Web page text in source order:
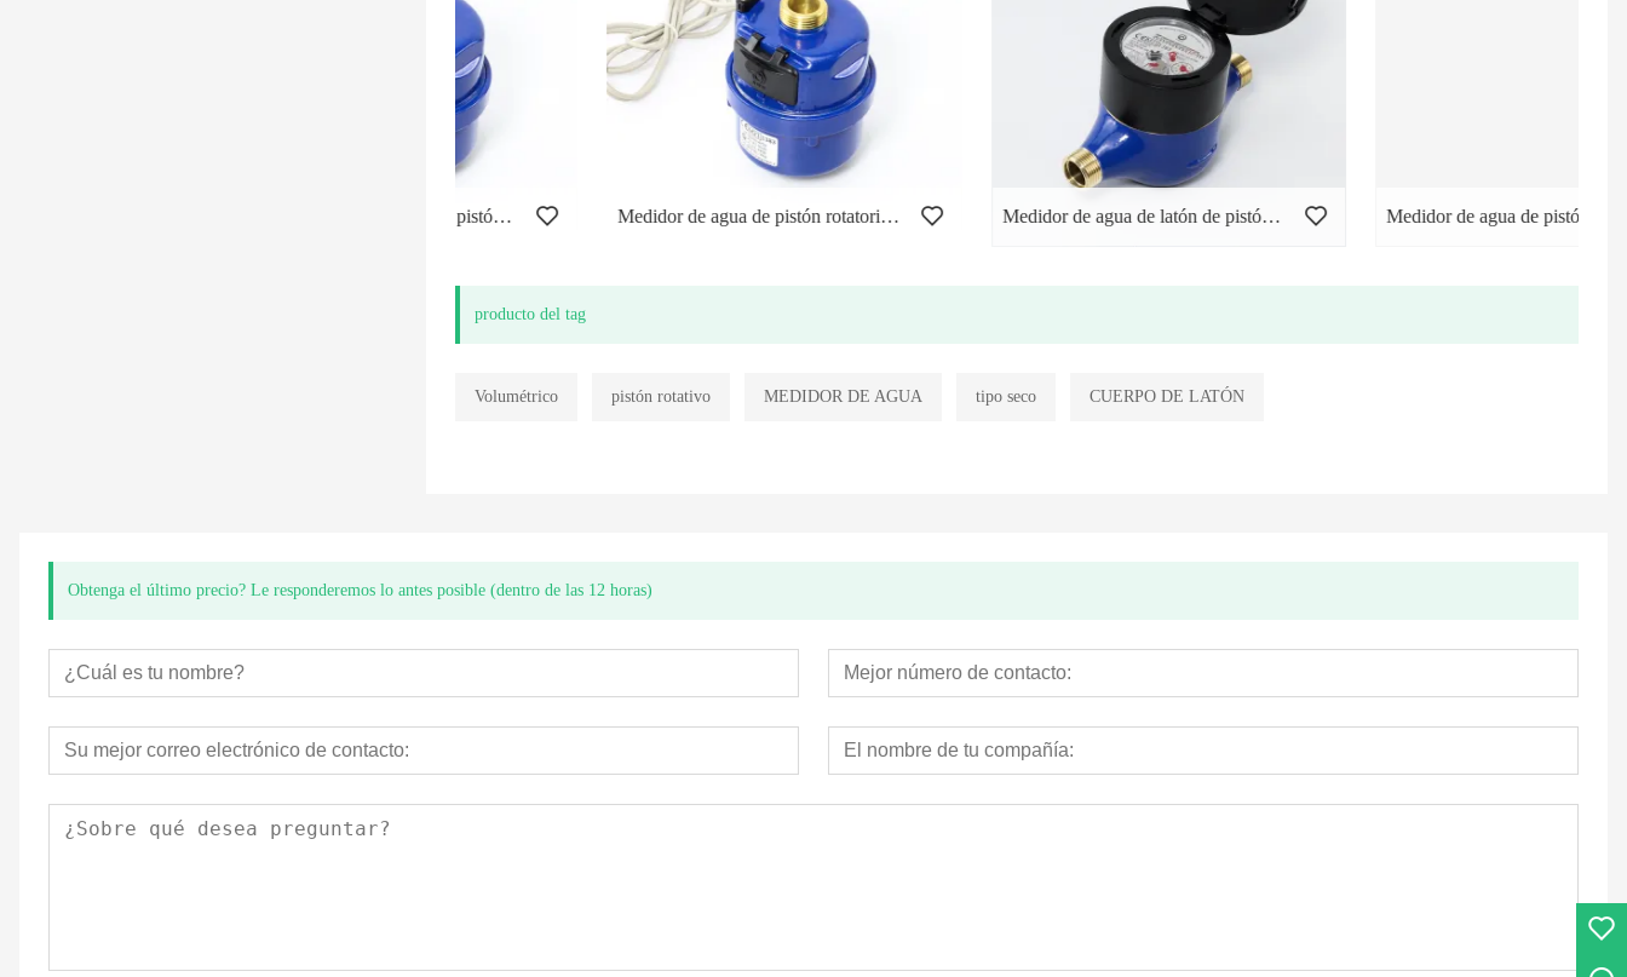
Medidor de agua de pistón rotatorio de latón Medidor de agua de latón de pistón rotatorio volumétrico Medidor de agua de pistón rotatorio de plástico
producto del tag
Volumétrico pistón rotativo MEDIDOR DE AGUA tipo seco CUERPO DE LATÓN
Obtenga el último precio? Le responderemos lo antes posible (dentro de las 12 horas)